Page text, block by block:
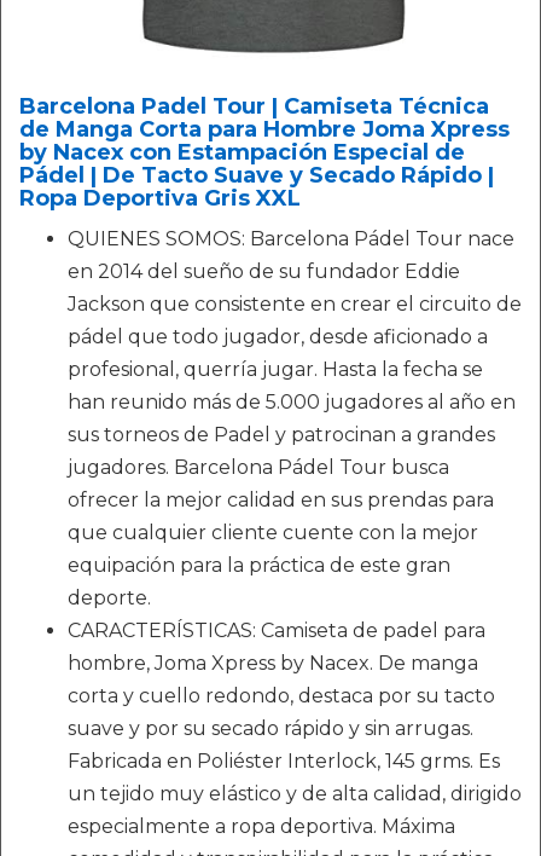
Barcelona Padel Tour | Camiseta Técnica
de Manga Corta para Hombre Joma Xpress
by Nacex con Estampación Especial de
Pádel | De Tacto Suave y Secado Rápido |
Ropa Deportiva Gris XXL
QUIENES SOMOS: Barcelona Pádel Tour nace
en 2014 del sueño de su fundador Eddie
Jackson que consistente en crear el circuito de
pádel que todo jugador, desde aficionado a
profesional, querría jugar. Hasta la fecha se
han reunido más de 5.000 jugadores al año en
sus torneos de Padel y patrocinan a grandes
jugadores. Barcelona Pádel Tour busca
ofrecer la mejor calidad en sus prendas para
que cualquier cliente cuente con la mejor
equipación para la práctica de este gran
deporte.
CARACTERÍSTICAS: Camiseta de padel para
hombre, Joma Xpress by Nacex. De manga
corta y cuello redondo, destaca por su tacto
suave y por su secado rápido y sin arrugas.
Fabricada en Poliéster Interlock, 145 grms. Es
un tejido muy elástico y de alta calidad, dirigido
especialmente a ropa deportiva. Máxima